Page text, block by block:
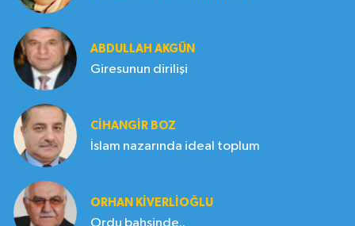
ABDULLAH AKGÜN
Giresunun dirilişi
CIHANGIR BOZ
İslam nazarında ideal toplum
ORHAN KIVERLIOĞLU
Ordu bahsinde..